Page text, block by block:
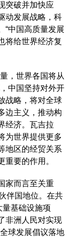
突破并加快应
动发展战略，科
“中国高质量发展
将给世界经济复
，世界各国将从
中国坚持对外开
战略，将对全球
边主义，推动构
经济。瓦吉拉
为世界提供更多
地区的经贸关系
重要的作用。
而言至关重
伴国地位。在共
量基础设施项
非洲人民对实现
球发展倡议落地